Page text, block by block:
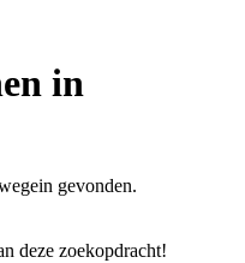
in
gevonden.
deze zoekopdracht!